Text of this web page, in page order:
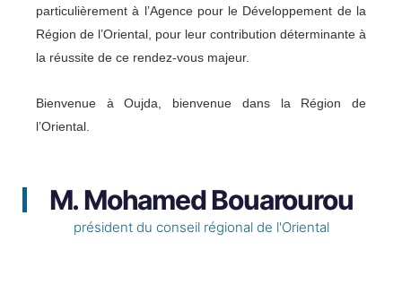
particulièrement à l’Agence pour le Développement de la
Région de l’Oriental, pour leur contribution déterminante à
la réussite de ce rendez-vous majeur.
Bienvenue à Oujda, bienvenue dans la Région de
l’Oriental.
M. Mohamed Bouarourou
président du conseil régional de l'Oriental